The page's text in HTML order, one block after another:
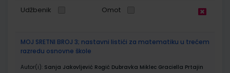
Udžbenik Omot
MOJ SRETNI BROJ 3; nastavni listići za matematiku u trećem
razredu osnovne škole
Autor(i): Sanja Jakovljević Rogić Dubravka Miklec Graciella Prtajin